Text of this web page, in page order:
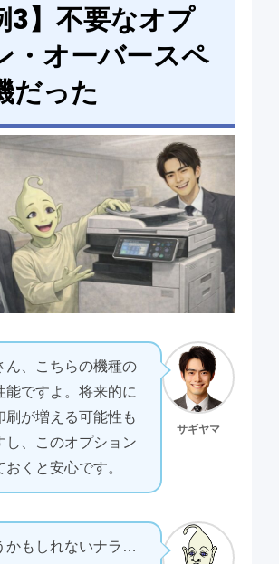
3】不要なオプ
・オーバースペ
だった
サギヤマ
ん、こちらの機種の
能ですよ。将来的に
刷が増える可能性も
し、このオプション
おくと安心です。
かもしれないナラ…